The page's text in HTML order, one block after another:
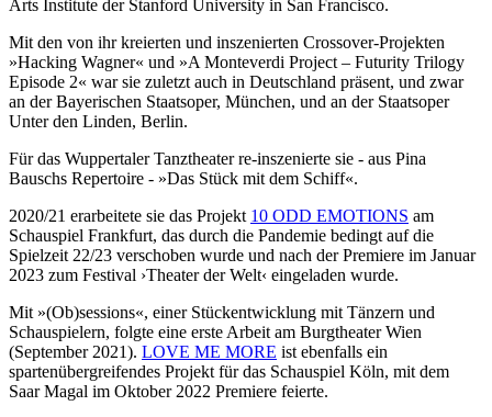
Arts Institute der Stanford University in San Francisco.
Mit den von ihr kreierten und inszenierten Crossover-Projekten
»Hacking Wagner« und »A Monteverdi Project – Futurity Trilogy
Episode 2« war sie zuletzt auch in Deutschland präsent, und zwar
an der Bayerischen Staatsoper, München, und an der Staatsoper
Unter den Linden, Berlin.
Für das Wuppertaler Tanztheater re-inszenierte sie - aus Pina
Bauschs Repertoire - »Das Stück mit dem Schiff«.
2020/21 erarbeitete sie das Projekt 10 ODD EMOTIONS am
Schauspiel Frankfurt, das durch die Pandemie bedingt auf die
Spielzeit 22/23 verschoben wurde und nach der Premiere im Januar
2023 zum Festival ›Theater der Welt‹ eingeladen wurde.
Mit »(Ob)sessions«, einer Stückentwicklung mit Tänzern und
Schauspielern, folgte eine erste Arbeit am Burgtheater Wien
(September 2021). LOVE ME MORE ist ebenfalls ein
spartenübergreifendes Projekt für das Schauspiel Köln, mit dem
Saar Magal im Oktober 2022 Premiere feierte.